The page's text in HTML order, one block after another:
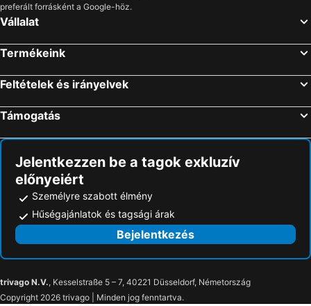
preferált forrásként a Google-höz.
Vállalat
Termékeink
Feltételek és irányelvek
Támogatás
Jelentkezzen be a tagok exkluzív
előnyeiért
Személyre szabott élmény
Hűségajánlatok és tagsági árak
Bejelentkezés
trivago N.V., Kesselstraße 5 – 7, 40221 Düsseldorf, Németország
Copyright 2026 trivago | Minden jog fenntartva.